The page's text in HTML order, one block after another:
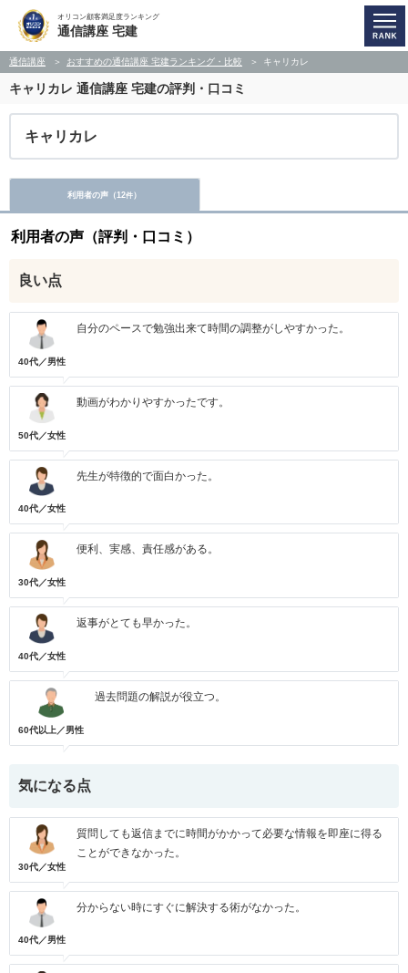
オリコン顧客満足度ランキング
通信講座 宅建
通信講座 おすすめの通信講座 宅建ランキング・比較 キャリカレ
キャリカレ 通信講座 宅建の評判・口コミ
キャリカレ
利用者の声（12件）
利用者の声（評判・口コミ）
良い点
40代／男性
自分のペースで勉強出来て時間の調整がしやすかった。
50代／女性
動画がわかりやすかったです。
40代／女性
先生が特徴的で面白かった。
30代／女性
便利、実感、責任感がある。
40代／女性
返事がとても早かった。
60代以上／男性
過去問題の解説が役立つ。
気になる点
30代／女性
質問しても返信までに時間がかかって必要な情報を即座に得る
ことができなかった。
40代／男性
分からない時にすぐに解決する術がなかった。